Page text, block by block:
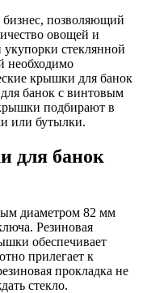
позволяющий
овощей и
стеклянной
необходимо
крышки для банок
банок с винтовым
подбирают в
или бутылки.
для банок
диаметром 82 мм
Резиновая
обеспечивает
прилегает к
прокладка не
стекло.